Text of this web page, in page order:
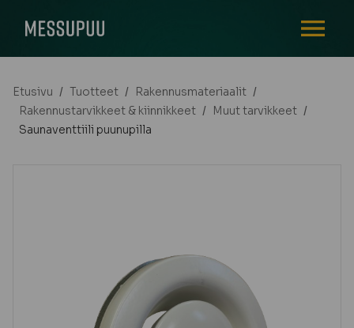
Etusivu / Tuotteet / Rakennusmateriaalit /
Rakennustarvikkeet & kiinnikkeet / Muut tarvikkeet /
Saunaventtiili puunupilla